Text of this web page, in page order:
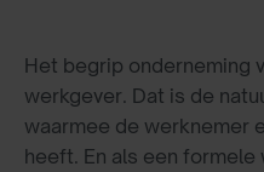
Het begrip onderneming
werkgever. Dat is de
waarmee de werknemer
heeft. En als een